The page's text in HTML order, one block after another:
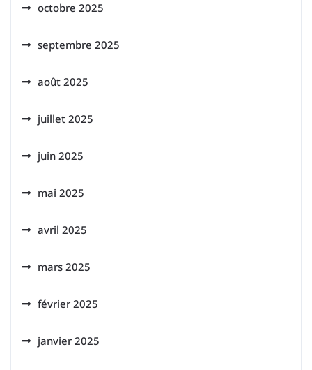
octobre 2025
septembre 2025
août 2025
juillet 2025
juin 2025
mai 2025
avril 2025
mars 2025
février 2025
janvier 2025